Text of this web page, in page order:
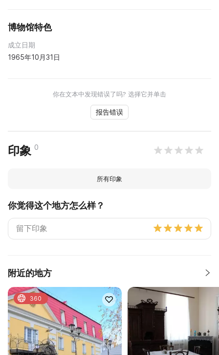
博物馆特色
成立日期
1965年10月31日
你在文本中发现错误了吗? 选择它并单击
报告错误
印象 0
所有印象
你觉得这个地方怎么样？
附近的地方
360